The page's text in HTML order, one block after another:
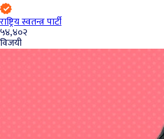
राष्ट्रिय स्वतन्त्र पार्टी
५४,४०२
विजयी